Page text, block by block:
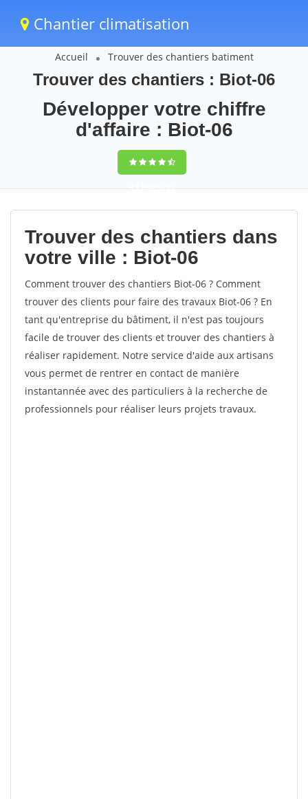
Chantier climatisation
Accueil Trouver des chantiers batiment
Trouver des chantiers : Biot-06
Développer votre chiffre
d'affaire : Biot-06
9,5(100%)63
votes
Trouver des chantiers dans
votre ville : Biot-06
Comment trouver des chantiers Biot-06 ? Comment
trouver des clients pour faire des travaux Biot-06 ? En
tant qu'entreprise du bâtiment, il n'est pas toujours
facile de trouver des clients et trouver des chantiers à
réaliser rapidement. Notre service d'aide aux artisans
vous permet de rentrer en contact de manière
instantannée avec des particuliers à la recherche de
professionnels pour réaliser leurs projets travaux.